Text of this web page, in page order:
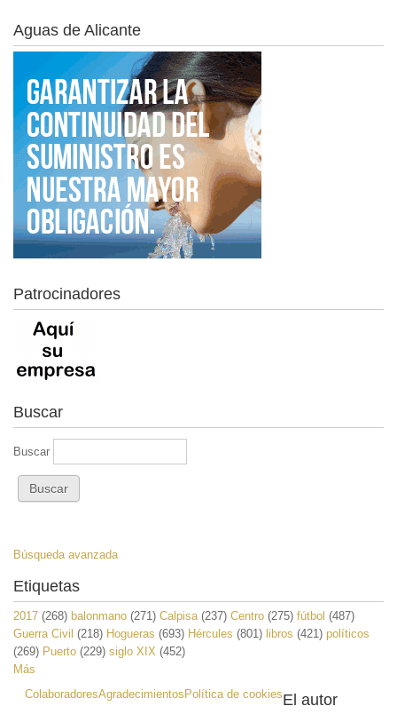
Aguas de Alicante
Patrocinadores
Buscar
Buscar
Búsqueda avanzada
Etiquetas
2017 (268) balonmano (271) Calpisa (237) Centro (275) fútbol (487)
Guerra Civil (218) Hogueras (693) Hércules (801) libros (421) políticos
(269) Puerto (229) siglo XIX (452)
Más
ColaboradoresAgradecimientos Política de cookiesEl autor